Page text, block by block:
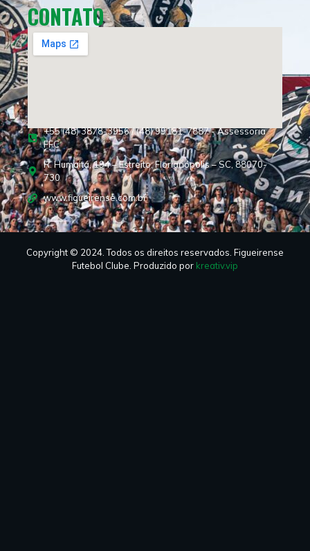
CONTATO
+55 (48) 3878-3956 / (48) 99181-7887 - Assessoria
FFC
R. Humaitá, 194 – Estreito, Florianópolis – SC, 88070-
730
www.figueirense.com.br
Copyright © 2024. Todos os direitos reservados. Figueirense
Futebol Clube. Produzido por kreativ.vip